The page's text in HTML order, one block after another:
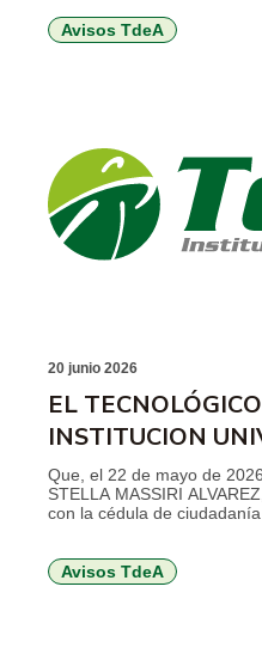
Avisos TdeA
20 junio 2026
EL
INSTITUCION
SABER
Que, el 22 de mayo de
STELLA MASSIRI
con la cédula de
acredite la calidad de
tener mejor derecho, […]
Avisos TdeA